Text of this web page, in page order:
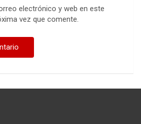
electrónico y web en este
vez que comente.